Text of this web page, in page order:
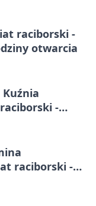
raciborski -
otwarcia
-
raciborski -